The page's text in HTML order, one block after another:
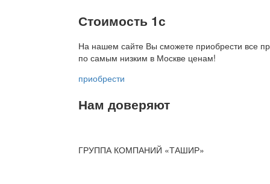
Стоимость 1с
На нашем сайте Вы сможете приобрести все
по самым низким в Москве ценам!
приобрести
Нам доверяют
ГРУППА КОМПАНИЙ «ТАШИР»